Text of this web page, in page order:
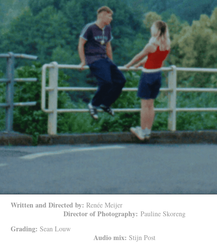
Written and Directed by:Renée Meijer
Director of Photography: Pauline Skoreng
Grading:Sean Louw
Audio mix:Stijn Post